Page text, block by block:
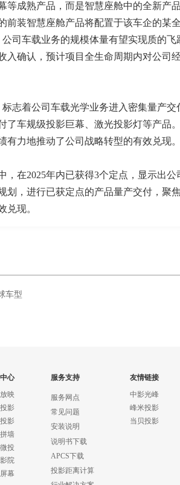
成熟产品，而是智慧座舱中的全新产
装智慧座舱产品将配置于该车企的某
司车载业务的规模体量有望实现质的飞
入确认，预计项目全生命周期内对公司
志着公司车载光学业务进入密集量产交
了车规级投影巨幕、激光投影灯等产品
力地推动了公司战略转型的有效兑现。
在2025年内已获得3个定点，显示出公
划，进行已获定点的产品量产交付，聚
兑现。
车型
心
映
影
影
墙
投
院
幕
服务支持
服务网点
常见问题
安装说明
说明书下载
APCS下载
投影距离计算
友情链接
中影光峰
峰米投影
当贝投影